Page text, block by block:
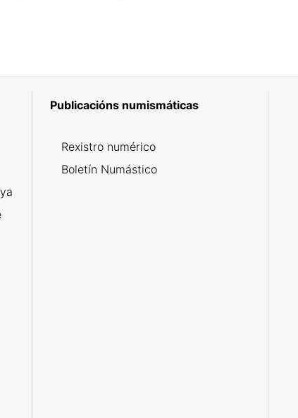
Publicacións numismáticas
Rexistro numérico
Boletín Numástico